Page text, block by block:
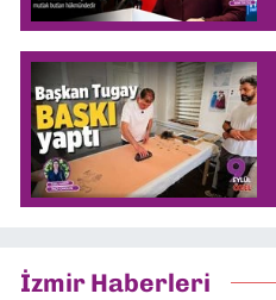
İzmir Haberleri